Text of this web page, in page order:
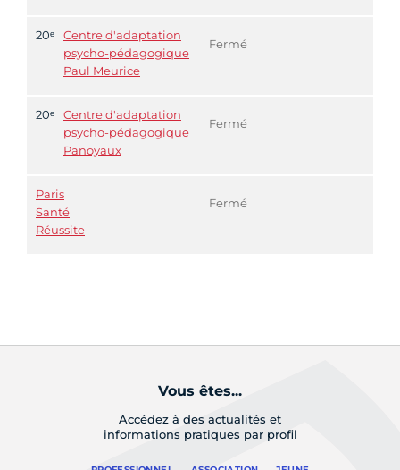
20ᵉ
Centre d'adaptation
psycho-pédagogique
Paul Meurice
Fermé
20ᵉ
Centre d'adaptation
psycho-pédagogique
Panoyaux
Fermé
Paris
Santé
Réussite
Fermé
Vous êtes...
Accédez à des actualités et
informations pratiques par profil